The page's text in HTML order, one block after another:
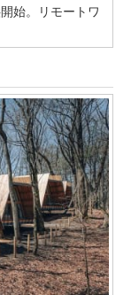
始。リモートワ